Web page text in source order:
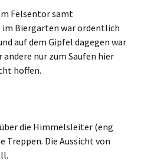
Felsentor samt
Biergarten war ordentlich
auf dem Gipfel dagegen war
nur zum Saufen hier
hoffen.
die Himmelsleiter (eng
Treppen. Die Aussicht von